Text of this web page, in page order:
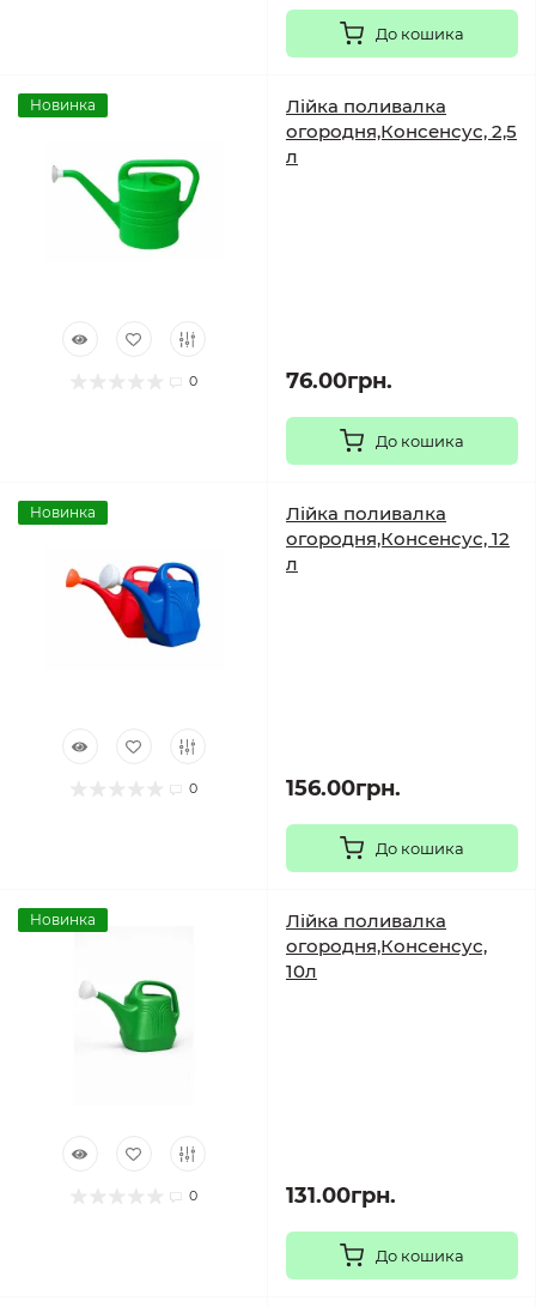
До кошика
Новинка
0
Лійка поливалка
огородня,Консенсус, 2,5
л
76.00грн.
До кошика
Новинка
0
Лійка поливалка
огородня,Консенсус, 12
л
156.00грн.
До кошика
Новинка
0
Лійка поливалка
огородня,Консенсус,
10л
131.00грн.
До кошика